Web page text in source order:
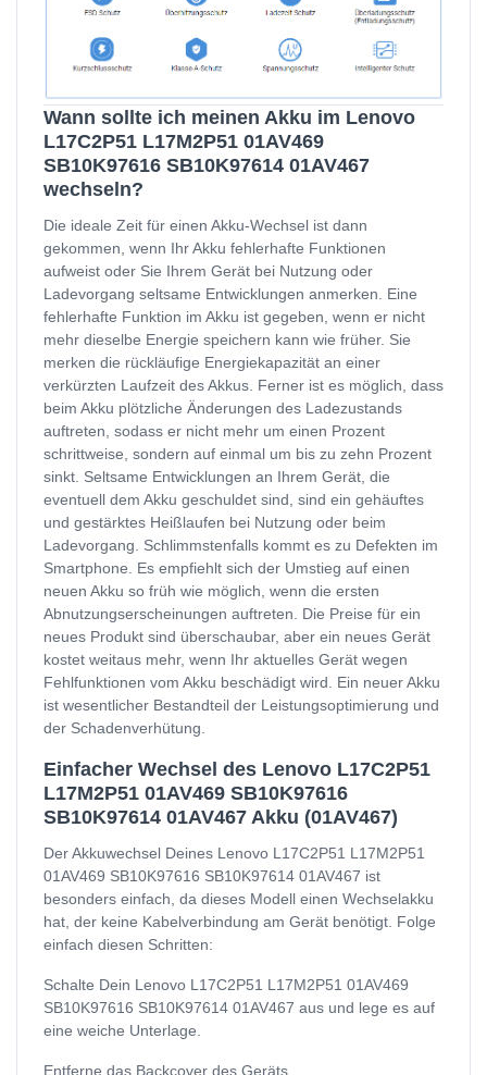
Wann sollte ich meinen Akku im Lenovo
L17C2P51 L17M2P51 01AV469
SB10K97616 SB10K97614 01AV467
wechseln?
Die ideale Zeit für einen Akku-Wechsel ist dann
gekommen, wenn Ihr Akku fehlerhafte Funktionen
aufweist oder Sie Ihrem Gerät bei Nutzung oder
Ladevorgang seltsame Entwicklungen anmerken. Eine
fehlerhafte Funktion im Akku ist gegeben, wenn er nicht
mehr dieselbe Energie speichern kann wie früher. Sie
merken die rückläufige Energiekapazität an einer
verkürzten Laufzeit des Akkus. Ferner ist es möglich, dass
beim Akku plötzliche Änderungen des Ladezustands
auftreten, sodass er nicht mehr um einen Prozent
schrittweise, sondern auf einmal um bis zu zehn Prozent
sinkt. Seltsame Entwicklungen an Ihrem Gerät, die
eventuell dem Akku geschuldet sind, sind ein gehäuftes
und gestärktes Heißlaufen bei Nutzung oder beim
Ladevorgang. Schlimmstenfalls kommt es zu Defekten im
Smartphone. Es empfiehlt sich der Umstieg auf einen
neuen Akku so früh wie möglich, wenn die ersten
Abnutzungserscheinungen auftreten. Die Preise für ein
neues Produkt sind überschaubar, aber ein neues Gerät
kostet weitaus mehr, wenn Ihr aktuelles Gerät wegen
Fehlfunktionen vom Akku beschädigt wird. Ein neuer Akku
ist wesentlicher Bestandteil der Leistungsoptimierung und
der Schadenverhütung.
Einfacher Wechsel des Lenovo L17C2P51
L17M2P51 01AV469 SB10K97616
SB10K97614 01AV467 Akku (01AV467)
Der Akkuwechsel Deines Lenovo L17C2P51 L17M2P51
01AV469 SB10K97616 SB10K97614 01AV467 ist
besonders einfach, da dieses Modell einen Wechselakku
hat, der keine Kabelverbindung am Gerät benötigt. Folge
einfach diesen Schritten:
Schalte Dein Lenovo L17C2P51 L17M2P51 01AV469
SB10K97616 SB10K97614 01AV467 aus und lege es auf
eine weiche Unterlage.
Entferne das Backcover des Geräts.